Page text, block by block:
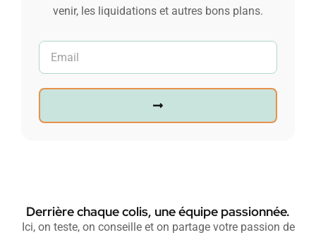
venir, les liquidations et autres bons plans.
Derrière chaque colis, une équipe passionnée.
Ici, on teste, on conseille et on partage votre passion de